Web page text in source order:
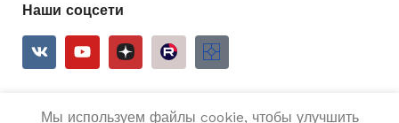
Наши соцсети
Мы используем файлы cookie, чтобы улучшить